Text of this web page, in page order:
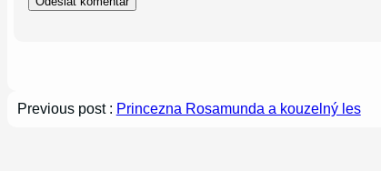
Previous post : Princezna Rosamunda a kouzelný les